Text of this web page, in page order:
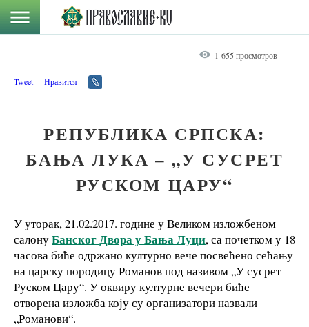
1 655 просмотров
Tweet Нравится
РЕПУБЛИКА СРПСКА:
БАЊА ЛУКА – „У СУСРЕТ
РУСКОМ ЦАРУ“
У уторак, 21.02.2017. године у Великом изложбеном
салонуБанског Двора у Бања Луци, са почетком у 18
часова биће одржано културно вече посвећено сећању
на царску породицу Романов под називом „У сусрет
Руском Цару“. У оквиру културне вечери биће
отворена изложба коју су организатори назвали
„Романови“.